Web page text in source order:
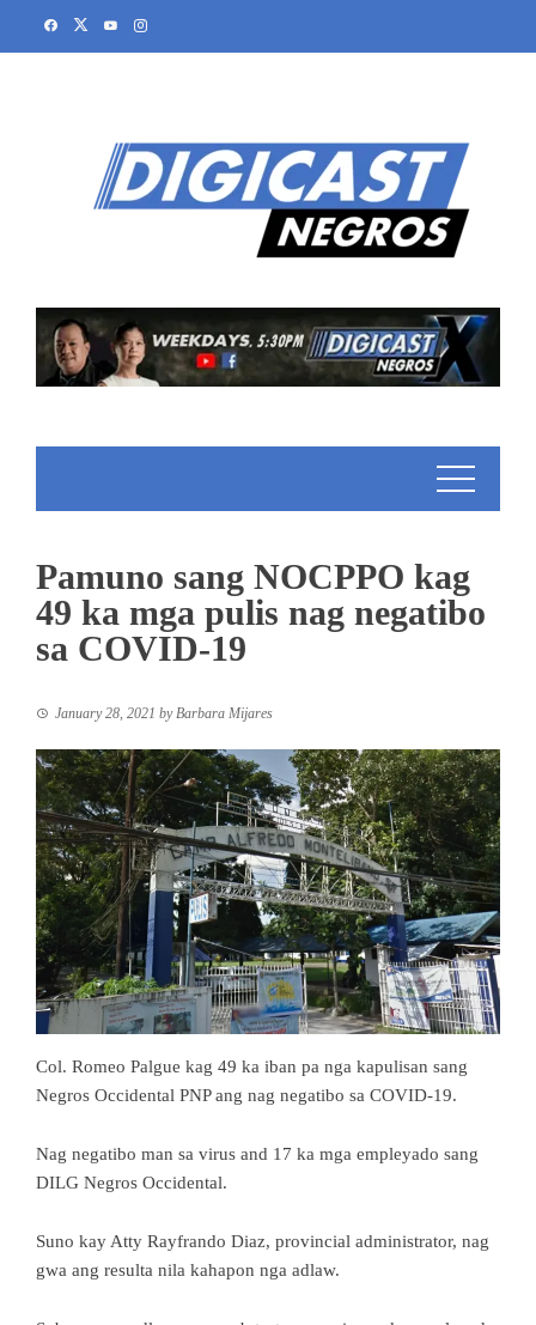
Pamuno sang NOCPPO kag
49 ka mga pulis nag negatibo
sa COVID-19
January 28, 2021 by Barbara Mijares
Col. Romeo Palgue kag 49 ka iban pa nga kapulisan sang
Negros Occidental PNP ang nag negatibo sa COVID-19.
Nag negatibo man sa virus and 17 ka mga empleyado sang
DILG Negros Occidental.
Suno kay Atty Rayfrando Diaz, provincial administrator, nag
gwa ang resulta nila kahapon nga adlaw.